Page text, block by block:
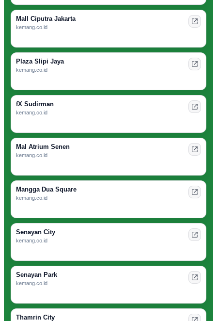
Mall Ciputra Jakarta
kemang.co.id
Plaza Slipi Jaya
kemang.co.id
fX Sudirman
kemang.co.id
Mal Atrium Senen
kemang.co.id
Mangga Dua Square
kemang.co.id
Senayan City
kemang.co.id
Senayan Park
kemang.co.id
Thamrin City